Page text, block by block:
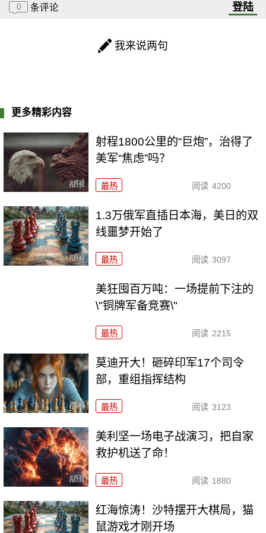
0 条评论 登陆
我来说两句
更多精彩内容
射程1800公里的“巨炮”，治得了
美军“焦虑”吗？
最热 阅读 4200
1.3万俄军直插日本海，美日的双
线噩梦开始了
最热 阅读 3097
美狂囤百万吨：一场提前下注的
\"铜牌军备竞赛\"
最热 阅读 2215
莫迪开大！砸碎印军17个司令
部，重组指挥结构
最热 阅读 3123
美利坚一场电子战演习，把自家
救护机送了命！
最热 阅读 1880
红海惊涛！沙特摆开大棋局，猫
鼠游戏才刚开场